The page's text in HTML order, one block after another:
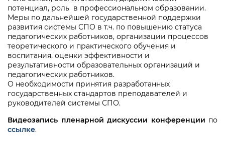
потенциал, роль в профессиональном образовании.
Меры по дальнейшей государственной поддержки
развития системы СПО в т.ч. по повышению статуса
педагогических работников, организации процессов
теоретического и практического обучения и
воспитания, оценки эффективности и
результативности образовательных организаций и
педагогических работников.
О необходимости принятия разработанных
государственных стандартов преподавателей и
руководителей системы СПО.
Видеозапись пленарной дискуссии конференции по
ссылке.